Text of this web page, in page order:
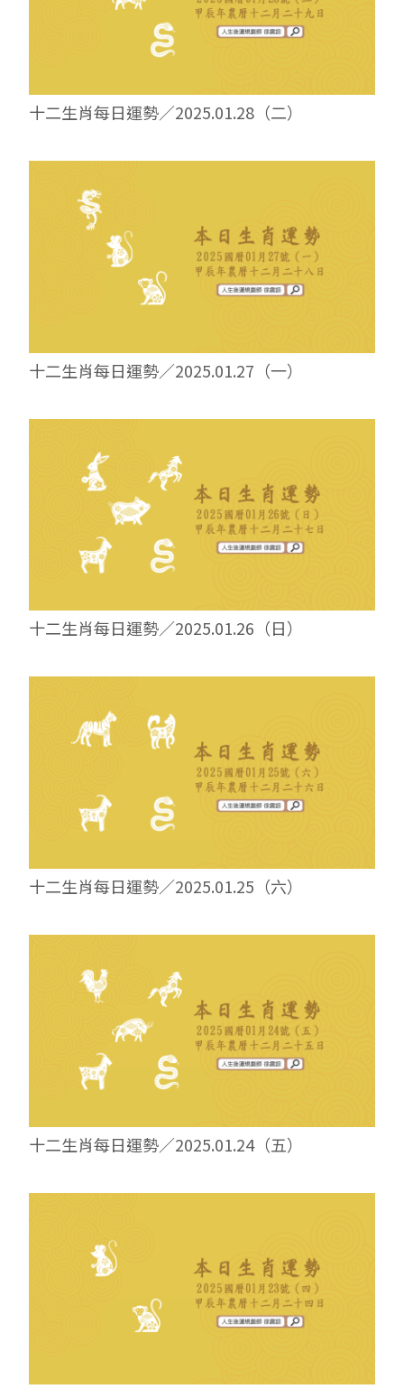
十二生肖每日運勢／2025.01.28（二）
十二生肖每日運勢／2025.01.27（一）
十二生肖每日運勢／2025.01.26（日）
十二生肖每日運勢／2025.01.25（六）
十二生肖每日運勢／2025.01.24（五）